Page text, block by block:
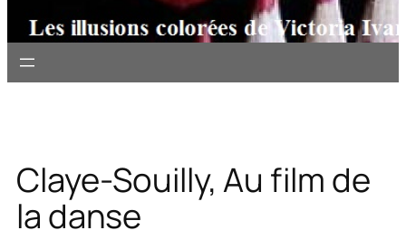
Claye-Souilly, Au film de
la danse